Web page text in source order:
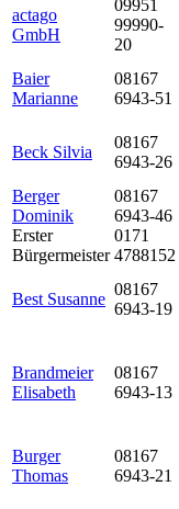
actago
GmbH
09951
99990-
20
Baier
Marianne
08167
6943-51
Beck Silvia
08167
6943-26
Berger
Dominik
Erster
Bürgermeister
08167
6943-46
0171
4788152
Best Susanne
08167
6943-19
Brandmeier
Elisabeth
08167
6943-13
Burger
Thomas
08167
6943-21